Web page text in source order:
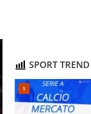
SPORT TREND